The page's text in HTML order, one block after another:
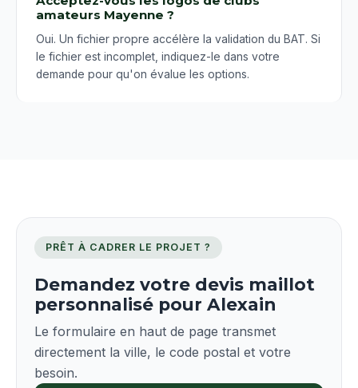
amateurs Mayenne ?
Oui. Un fichier propre accélère la validation du BAT. Si
le fichier est incomplet, indiquez-le dans votre
demande pour qu'on évalue les options.
PRÊT À CADRER LE PROJET ?
Demandez votre devis maillot
personnalisé pour Alexain
Le formulaire en haut de page transmet
directement la ville, le code postal et votre
besoin.